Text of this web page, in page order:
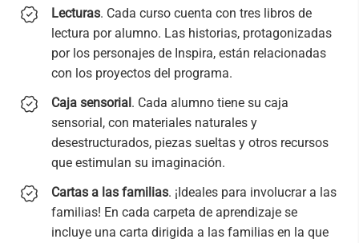
Lecturas. Cada curso cuenta con tres libros de
lectura por alumno. Las historias, protagonizadas
por los personajes de Inspira, están relacionadas
con los proyectos del programa.
Caja sensorial. Cada alumno tiene su caja
sensorial, con materiales naturales y
desestructurados, piezas sueltas y otros recursos
que estimulan su imaginación.
Cartas a las familias. ¡Ideales para involucrar a las
familias! En cada carpeta de aprendizaje se
incluye una carta dirigida a las familias en la que